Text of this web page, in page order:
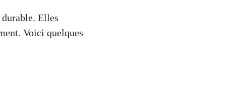
Elles
Voici quelques